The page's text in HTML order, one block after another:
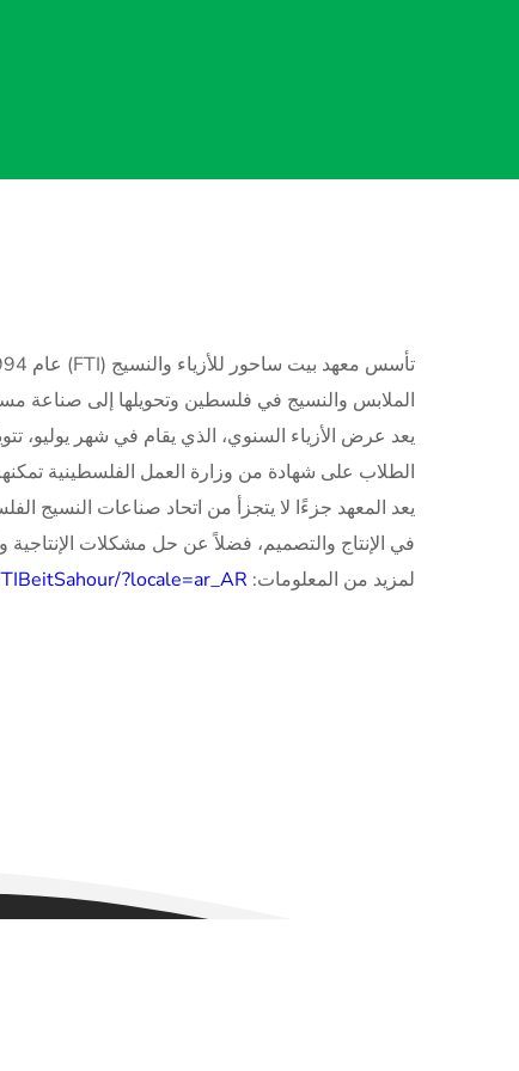
الملابس والنسيج في فلسطين وتحويلها إلى صناعة
يعد عرض الأزياء السنوي، الذي يقام في شهر يوليو،
الطلاب على شهادة من وزارة العمل الفلسطينية
في الإنتاج والتصميم، فضلاً عن حل مشكلات الإنتاجية
لمزيد من المعلومات: ?locale=ar_AR